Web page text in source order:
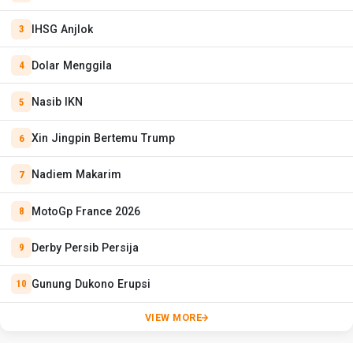
IHSG Anjlok
Dolar Menggila
Nasib IKN
Xin Jingpin Bertemu Trump
Nadiem Makarim
MotoGp France 2026
Derby Persib Persija
Gunung Dukono Erupsi
VIEW MORE